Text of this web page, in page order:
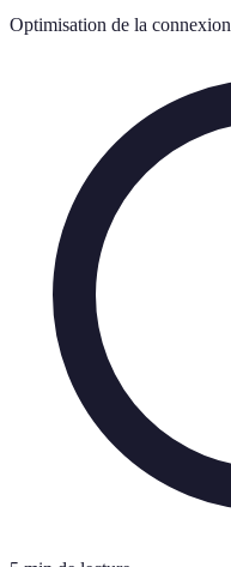
Optimisation de la connexion